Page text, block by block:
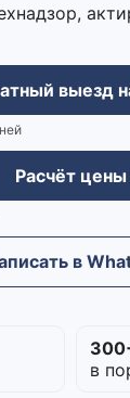
выезд
Расчёт цены
в
в